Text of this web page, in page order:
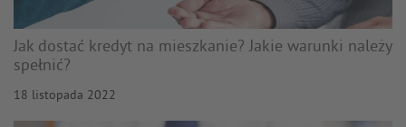
Jak dostać kredyt na mieszkanie? Jakie warunki należy
spełnić?
18 listopada 2022